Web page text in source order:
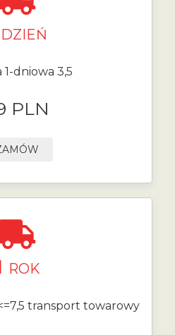
DZIEŃ
dniowa 3,5
PLN
ROK
transport towarowy